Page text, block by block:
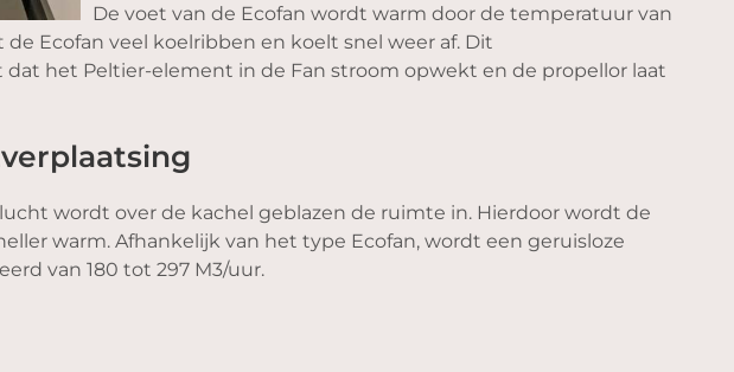
De voet van de Ecofan wordt warm door de temperatuur van
Ecofan veel koelribben en koelt snel weer af. Dit
het Peltier-element in de Fan stroom opwekt en de propellor laat
wordt over de kachel geblazen de ruimte in. Hierdoor wordt de
warm. Afhankelijk van het type Ecofan, wordt een geruisloze
van 180 tot 297 M3/uur.